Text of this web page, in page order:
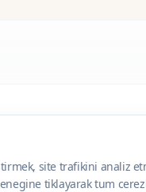
site trafikini analiz
tiklayarak tum